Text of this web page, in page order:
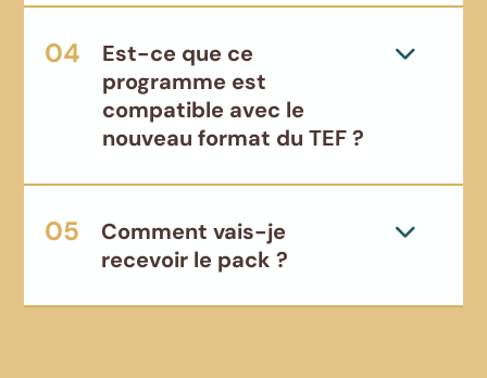
Est-ce que ce
programme est
compatible avec le
nouveau format du TEF ?
Comment vais-je
recevoir le pack ?